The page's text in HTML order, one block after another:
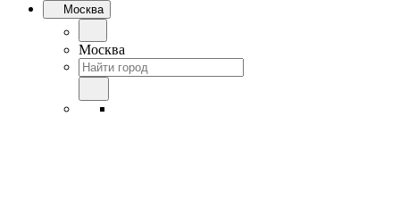
Москва
Москва